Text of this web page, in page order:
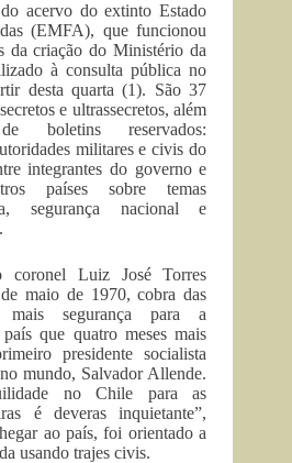
acervo do extinto Estado
(EMFA), que funcionou
da criação do Ministério da
à consulta pública no
desta quarta (1). São 37
e ultrassecretos, além
boletins reservados:
militares e civis do
integrantes do governo e
países sobre temas
segurança nacional e
coronel Luiz José Torres
maio de 1970, cobra das
mais segurança para a
que quatro meses mais
presidente socialista
mundo, Salvador Allende.
no Chile para as
é deveras inquietante”,
ao país, foi orientado a
usando trajes civis.